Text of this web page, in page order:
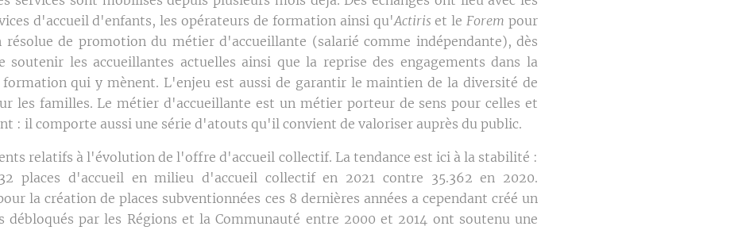
d'accueil d'enfants, les opérateurs de formation ainsi qu'Actiris et le Forem pour
résolue de promotion du métier d'accueillante (salarié comme indépendante), dès
soutenir les accueillantes actuelles ainsi que la reprise des engagements dans la
qui y mènent. L'enjeu est aussi de garantir le maintien de la diversité de
les familles. Le métier d'accueillante est un métier porteur de sens pour celles et
: il comporte aussi une série d'atouts qu'il convient de valoriser auprès du public.
relatifs à l'évolution de l'offre d'accueil collectif. La tendance est ici à la stabilité :
places d'accueil en milieu d'accueil collectif en 2021 contre 35.362 en 2020.
la création de places subventionnées ces 8 dernières années a cependant créé un
débloqués par les Régions et la Communauté entre 2000 et 2014 ont soutenu une